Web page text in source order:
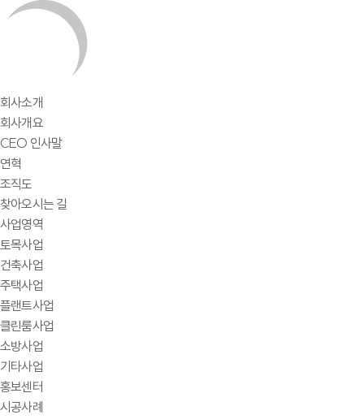
회사소개
회사개요
CEO 인사말
연혁
조직도
찾아오시는 길
사업영역
토목사업
건축사업
주택사업
플랜트사업
클린룸사업
소방사업
기타사업
홍보센터
시공사례